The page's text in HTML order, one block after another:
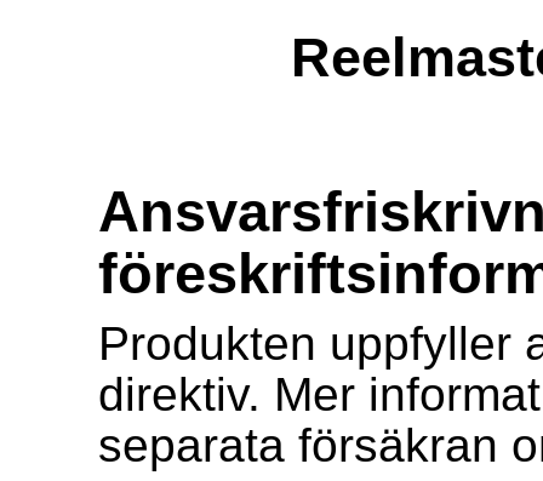
Produkten uppfyller
direktiv. Mer
separata försäkran